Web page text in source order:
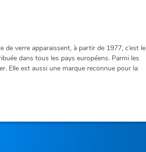
de verre apparaissent, à partir de 1977, c’est le
dans tous les pays européens. Parmi les
Elle est aussi une marque reconnue pour la